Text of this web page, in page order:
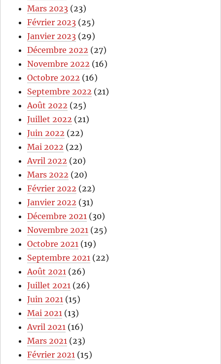
Mars 2023 (23)
Février 2023 (25)
Janvier 2023 (29)
Décembre 2022 (27)
Novembre 2022 (16)
Octobre 2022 (16)
Septembre 2022 (21)
Août 2022 (25)
Juillet 2022 (21)
Juin 2022 (22)
Mai 2022 (22)
Avril 2022 (20)
Mars 2022 (20)
Février 2022 (22)
Janvier 2022 (31)
Décembre 2021 (30)
Novembre 2021 (25)
Octobre 2021 (19)
Septembre 2021 (22)
Août 2021 (26)
Juillet 2021 (26)
Juin 2021 (15)
Mai 2021 (13)
Avril 2021 (16)
Mars 2021 (23)
Février 2021 (15)